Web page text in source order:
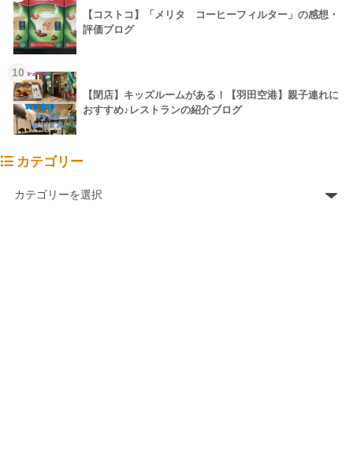
【コストコ】「メリタ コーヒーフィルター」の感想・
評価ブログ
10
【閉店】キッズルームがある！【羽田空港】親子連れに
おすすめ♪レストランの紹介ブログ
カテゴリー